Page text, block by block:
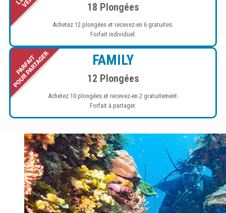
18 Plongées
Achetez 12 plongées et recevez-en 6 gratuites.
Forfait individuel.
FAMILY
12 Plongées
Achetez 10 plongées et recevez-en 2 gratuitement.
Forfait à partager.